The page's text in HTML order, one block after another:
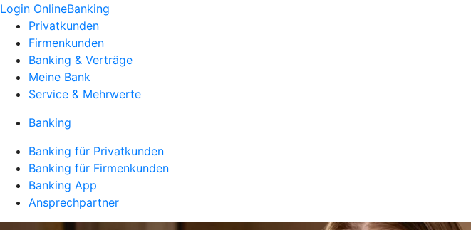
Login OnlineBanking
Privatkunden
Firmenkunden
Banking & Verträge
Meine Bank
Service & Mehrwerte
Banking
Banking für Privatkunden
Banking für Firmenkunden
Banking App
Ansprechpartner